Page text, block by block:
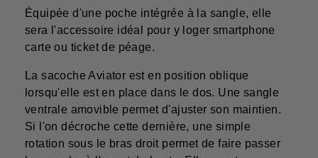
Équipée d'une poche intégrée à la sangle, elle
sera l'accessoire idéal pour y loger smartphone
carte ou ticket de péage.
La sacoche Aviator est en position oblique
lorsqu'elle est en place dans le dos. Une sangle
ventrale amovible permet d'ajuster son maintien.
Si l'on décroche cette dernière, une simple
rotation sous le bras droit permet de faire passer